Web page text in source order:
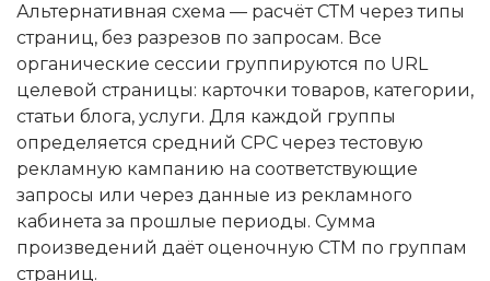
Альтернативная схема — расчёт СТМ через типы
страниц, без разрезов по запросам. Все
органические сессии группируются по URL
целевой страницы: карточки товаров, категории,
статьи блога, услуги. Для каждой группы
определяется средний CPC через тестовую
рекламную кампанию на соответствующие
запросы или через данные из рекламного
кабинета за прошлые периоды. Сумма
произведений даёт оценочную СТМ по группам
страниц.